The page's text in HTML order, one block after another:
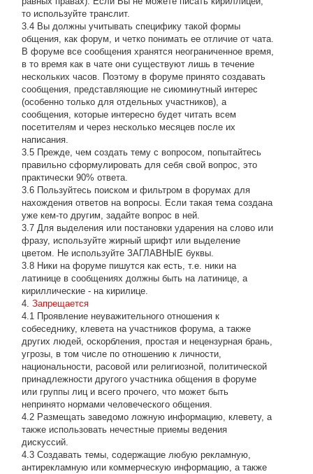
то используйте транслит.
3.4 Вы должны учитывать специфику такой формы
общения, как форум, и четко понимать ее отличие от чата.
В форуме все сообщения хранятся неограниченное время,
в то время как в чате они существуют лишь в течение
нескольких часов. Поэтому в форуме принято создавать
сообщения, представляющие не сиюминутный интерес
(особенно только для отдельных участников), а
сообщения, которые интересно будет читать всем
посетителям и через несколько месяцев после их
написания.
3.5 Прежде, чем создать тему с вопросом, попытайтесь
правильно сформулировать для себя свой вопрос, это
практически 90% ответа.
3.6 Пользуйтесь поиском и фильтром в форумах для
нахождения ответов на вопросы. Если такая тема создана
уже кем-то другим, задайте вопрос в ней.
3.7 Для выделения или постановки ударения на слово или
фразу, используйте жирный шрифт или выделение
цветом. Не используйте ЗАГЛАВНЫЕ буквы.
3.8 Ники на форуме пишутся как есть, т.е. ники на
латинице в сообщениях должны быть на латинице, а
кириллические - на кирилице.
4.Запрещается
4.1 Проявление неуважительного отношения к
собеседнику, клевета на участников форума, а также
других людей, оскорбления, простая и нецензурная брань,
угрозы, в том числе по отношению к личности,
национальности, расовой или религиозной, политической
принадлежности другого участника общения в форуме
или группы лиц и всего прочего, что может быть
непринято нормами человеческого общения.
4.2 Размещать заведомо ложную информацию, клевету, а
также использовать нечестные приемы ведения
дискуссий.
4.3 Создавать темы, содержащие любую рекламную,
антирекламную или коммерческую информацию, а также